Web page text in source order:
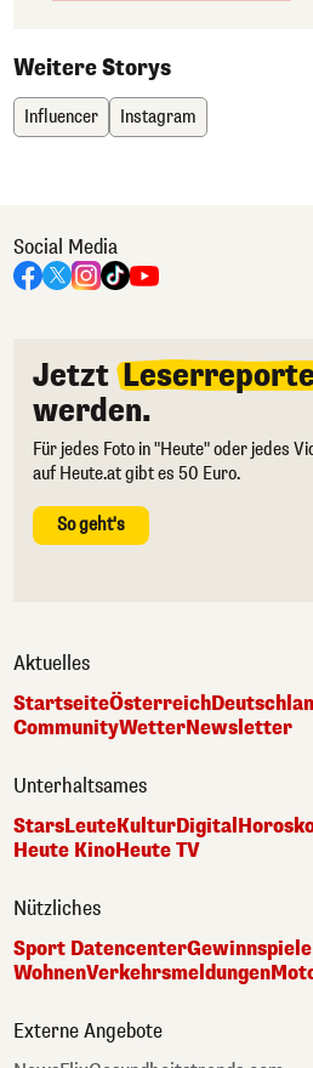
Weitere Storys
Influencer Instagram
Social Media
Jetzt
werden.
Für jedes Foto in "Heute" oder jedes
auf Heute.at gibt es 50 Euro.
So geht's
Aktuelles
StartseiteÖsterreich
CommunityWetterNewsletter
Unterhaltsames
StarsLeuteKulturDigital
Heute KinoHeute TV
Nützliches
Sport DatencenterGewinnspiele
WohnenVerkehrsmeldungen
Externe Angebote